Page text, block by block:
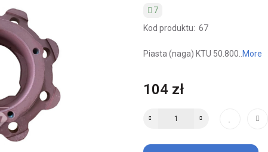
7
Kod produktu: 67
Piasta (naga) KTU 50.800.. More
104 zł